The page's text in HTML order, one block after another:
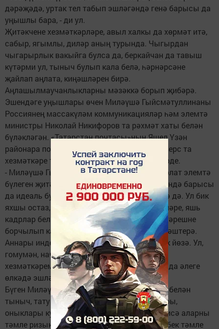
дәрәҗәдә, уртак тел табып эшләгәндә генә барысы да
уңышлы бара, - ди ул.
Җитәкчене хезмәткәрләре, авыл халкы да хөрмәт итә,
сабыр, ягымлы, диләр аның турында. Чыгырдан
чыгарырлык вакыйга булса да, беркайчан да тавыш
күтәрми ул, тыныч булып кала белә, һәрнәрсәне
җайлап аңлата, киңәшләрен бирә.
Аңлашылмаучанлыкларны мәзәккә борып җибәрә.
Эшендәге уңышлары өчен Миләүшә Гыйсмәтуллинаны
Россиянең массакүләм коммуникацияләр һәм элемтә
министры Николай Никифоров та рәхмәт хаты белән
бүләкләгән. «Татарстан почтасы»ның Яшел Үзән
районара почтампты җитәкчесе Галина Сиверс та
хезмәткәре турында мактау сүзләре җиткерде.
- Миләүшә Гыйсмәтуллина инде дүрт ел Норлат элемтә
бүлеген җитәкли. Ул бик җаваплы кеше, эшендә барысы
да идеаль булуын тели. Һәм теләгенә ирешә дә. Ул бик
яхшы остаз, үз эшенең остасы. Хезмәттәшләре, яшь
кадрлар белән уртак телне тиз таба. Һәр үзгәрешне
борчылып кабул итсә дә, яңалыкны тиз үзләштерә.
Аннары инде үз эшендә судагы балык кебек йөзә. Ул,
гомумән, начар эшли белми. Уңган, тырыш
хезмәткәремне нык хөрмәт итәм, алга таба да әлеге
өлкәдә эшләвен телим, - ди Галина Сиверс.
Бүген Миләүшә Гыйсмәтуллина ире Фирдус белән
тыныч, тату гомер кичерә. Еш кына балалары,
оныклары кунак була аларда. Дәү әниләре исә аларны
тәмле ризыклары белән көтеп ала. Аның кебек тәмле